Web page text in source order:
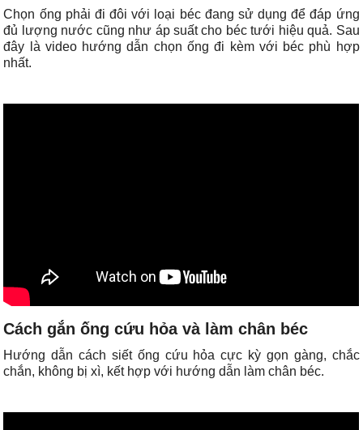
Chọn ống phải đi đôi với loại béc đang sử dụng để đáp ứng
đủ lượng nước cũng như áp suất cho béc tưới hiệu quả. Sau
đây là video hướng dẫn chọn ống đi kèm với béc phù hợp
nhất.
Cách gắn ống cứu hỏa và làm chân béc
Hướng dẫn cách siết ống cứu hỏa cực kỳ gọn gàng, chắc
chắn, không bị xì, kết hợp với hướng dẫn làm chân béc.